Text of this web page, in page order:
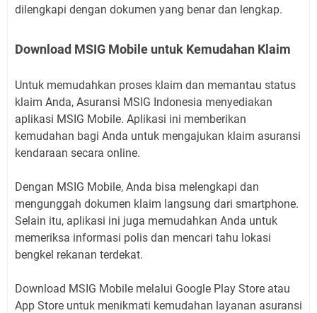
dilengkapi dengan dokumen yang benar dan lengkap.
Download MSIG Mobile untuk Kemudahan Klaim
Untuk memudahkan proses klaim dan memantau status
klaim Anda, Asuransi MSIG Indonesia menyediakan
aplikasi MSIG Mobile. Aplikasi ini memberikan
kemudahan bagi Anda untuk mengajukan klaim asuransi
kendaraan secara online.
Dengan MSIG Mobile, Anda bisa melengkapi dan
mengunggah dokumen klaim langsung dari smartphone.
Selain itu, aplikasi ini juga memudahkan Anda untuk
memeriksa informasi polis dan mencari tahu lokasi
bengkel rekanan terdekat.
Download MSIG Mobile melalui Google Play Store atau
App Store untuk menikmati kemudahan layanan asuransi